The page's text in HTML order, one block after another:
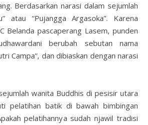
Berdasarkan narasi dalam sejumlah
atau “Pujangga Argasoka”. Karena
Belanda pascaperang Lasem, punden
berubah sebutan nama
Campa”, dan dibiaskan dengan narasi
wanita Buddhis di pesisir utara
pelatihan batik di bawah bimbingan
pelatihannya sudah njawil tradisi